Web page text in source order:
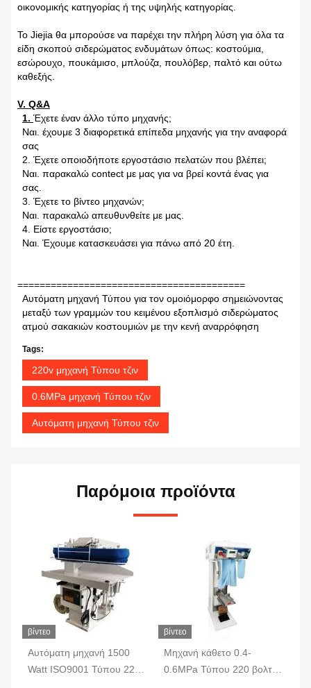
οικονομικής κατηγορίας ή της υψηλής κατηγορίας.
Το Jiejia θα μπορούσε να παρέχει την πλήρη λύση για όλα τα
είδη σκοπού σιδερώματος ενδυμάτων όπως: κοστούμια,
εσώρουχο, πουκάμισο, μπλούζα, πουλόβερ, παλτό και ούτω
καθεξής.
V. Q&A
1. Έχετε έναν άλλο τύπο μηχανής;
Ναι. έχουμε 3 διαφορετικά επίπεδα μηχανής για την αναφορά
σας
2. Έχετε οποιοδήποτε εργοστάσιο πελατών που βλέπει;
Ναι. παρακαλώ contect με μας για να βρεί κοντά ένας για
σας.
3. Έχετε το βίντεο μηχανών;
Ναι. παρακαλώ απευθυνθείτε με μας.
4. Είστε εργοστάσιο;
Ναι. Έχουμε κατασκευάσει για πάνω από 20 έτη.
=========================================
Αυτόματη μηχανή Τύπου για τον ομοιόμορφο σημειώνοντας
μεταξύ των γραμμών του κειμένου εξοπλισμό σιδερώματος
ατμού σακακιών κοστουμιών με την κενή αναρρόφηση
Tags:
220v μηχανή Τύπου τζιν
0.6MPa μηχανή Τύπου τζιν
Αυτόματη μηχανή Τύπου τζιν
Παρόμοια προϊόντα
βίντεο
Αυτόματη μηχανή 1500
Watt ISO9001 Τύπου 220
βίντεο
Μηχανή κάθετο 0.4-
0.6MPa Τύπου 220 βολτ